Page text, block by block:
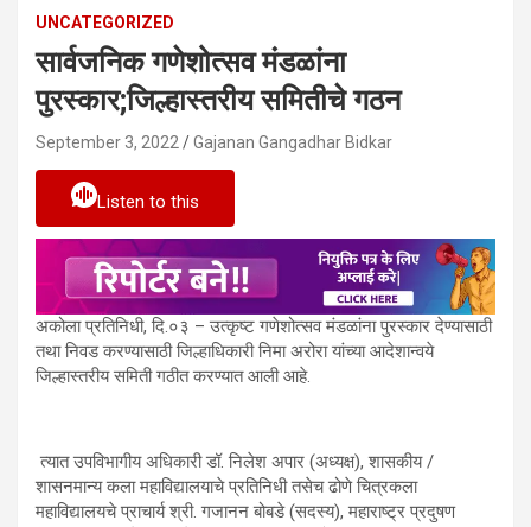
UNCATEGORIZED
सार्वजनिक गणेशोत्सव मंडळांना
पुरस्कार;जिल्हास्तरीय समितीचे गठन
September 3, 2022 Gajanan Gangadhar Bidkar
Listen to this
अकोला प्रतिनिधी, दि.०३ – उत्कृष्ट गणेशोत्सव मंडळांना पुरस्कार देण्यासाठी
तथा निवड करण्यासाठी जिल्हाधिकारी निमा अरोरा यांच्या आदेशान्वये
जिल्हास्तरीय समिती गठीत करण्यात आली आहे.
त्यात उपविभागीय अधिकारी डॉ. निलेश अपार (अध्यक्ष), शासकीय /
शासनमान्य कला महाविद्यालयाचे प्रतिनिधी तसेच ढोणे चित्रकला
महाविद्यालयचे प्राचार्य श्री. गजानन बोबडे (सदस्य), महाराष्ट्र प्रदुषण